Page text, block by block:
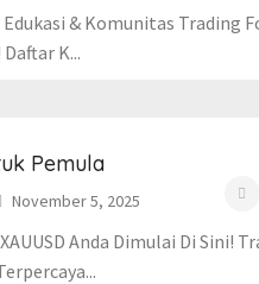
& Komunitas Trading
K...
Pemula
November 5, 2025
Anda Dimulai Di Sini!